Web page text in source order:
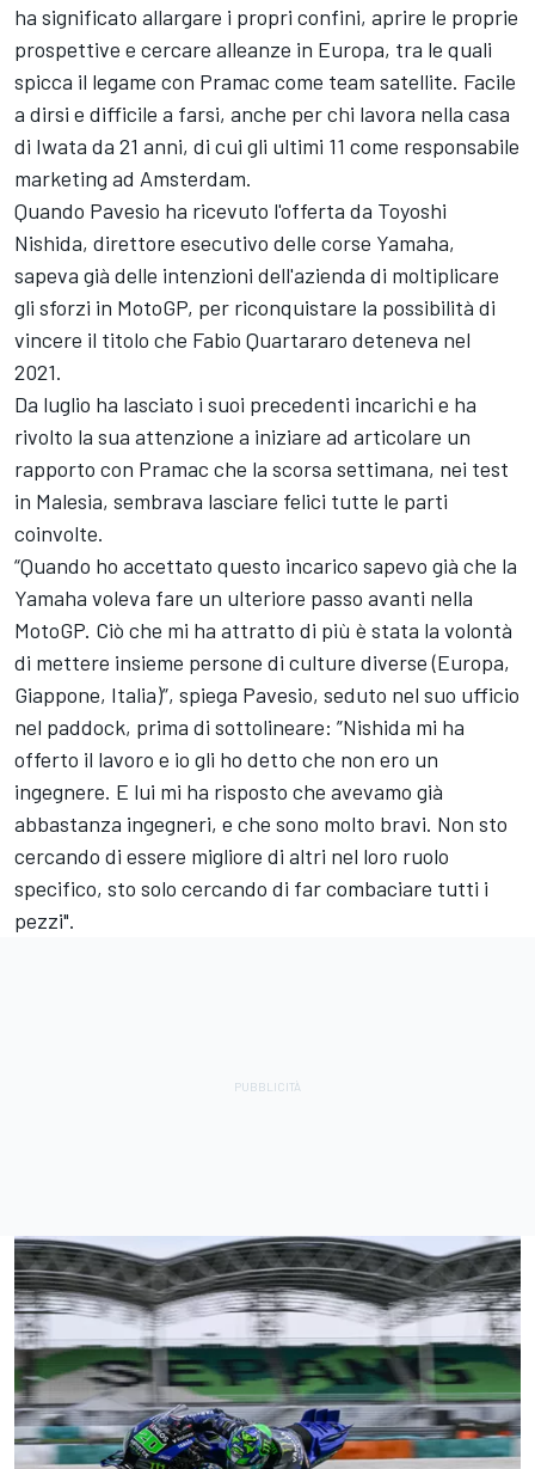
ha significato allargare i propri confini, aprire le proprie
prospettive e cercare alleanze in Europa, tra le quali
spicca il legame con Pramac come team satellite. Facile
a dirsi e difficile a farsi, anche per chi lavora nella casa
di Iwata da 21 anni, di cui gli ultimi 11 come responsabile
marketing ad Amsterdam.
Quando Pavesio ha ricevuto l'offerta da Toyoshi
Nishida, direttore esecutivo delle corse Yamaha,
sapeva già delle intenzioni dell'azienda di moltiplicare
gli sforzi in MotoGP, per riconquistare la possibilità di
vincere il titolo che Fabio Quartararo deteneva nel
2021.
Da luglio ha lasciato i suoi precedenti incarichi e ha
rivolto la sua attenzione a iniziare ad articolare un
rapporto con Pramac che la scorsa settimana, nei test
in Malesia, sembrava lasciare felici tutte le parti
coinvolte.
“Quando ho accettato questo incarico sapevo già che la
Yamaha voleva fare un ulteriore passo avanti nella
MotoGP. Ciò che mi ha attratto di più è stata la volontà
di mettere insieme persone di culture diverse (Europa,
Giappone, Italia)”, spiega Pavesio, seduto nel suo ufficio
nel paddock, prima di sottolineare: ”Nishida mi ha
offerto il lavoro e io gli ho detto che non ero un
ingegnere. E lui mi ha risposto che avevamo già
abbastanza ingegneri, e che sono molto bravi. Non sto
cercando di essere migliore di altri nel loro ruolo
specifico, sto solo cercando di far combaciare tutti i
pezzi".